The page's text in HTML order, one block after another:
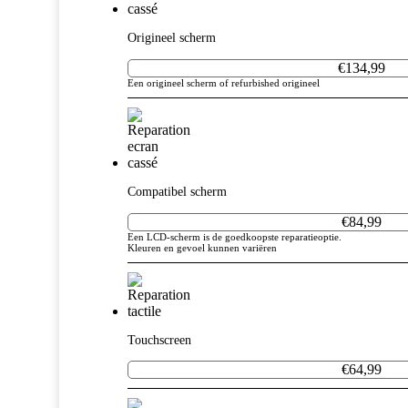
Origineel scherm
€134,99
Een origineel scherm of refurbished origineel
Compatibel scherm
€84,99
Een LCD-scherm is de goedkoopste reparatieoptie.
Kleuren en gevoel kunnen variëren
Touchscreen
€64,99